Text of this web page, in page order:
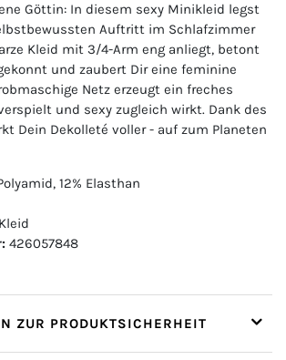
Göttin: In diesem sexy Minikleid legst
Auftritt im Schlafzimmer
Kleid mit 3/4-Arm eng anliegt, betont
und zaubert Dir eine feminine
Netz erzeugt ein freches
und sexy zugleich wirkt. Dank des
Dein Dekolleté voller - auf zum Planeten
12% Elasthan
Kleid
426057848
ZUR PRODUKTSICHERHEIT